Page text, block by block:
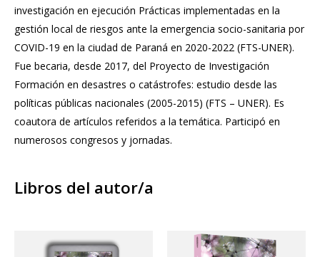
investigación en ejecución Prácticas implementadas en la
gestión local de riesgos ante la emergencia socio-sanitaria por
COVID-19 en la ciudad de Paraná en 2020-2022 (FTS-UNER).
Fue becaria, desde 2017, del Proyecto de Investigación
Formación en desastres o catástrofes: estudio desde las
políticas públicas nacionales (2005-2015) (FTS – UNER). Es
coautora de artículos referidos a la temática. Participó en
numerosos congresos y jornadas.
Libros del autor/a